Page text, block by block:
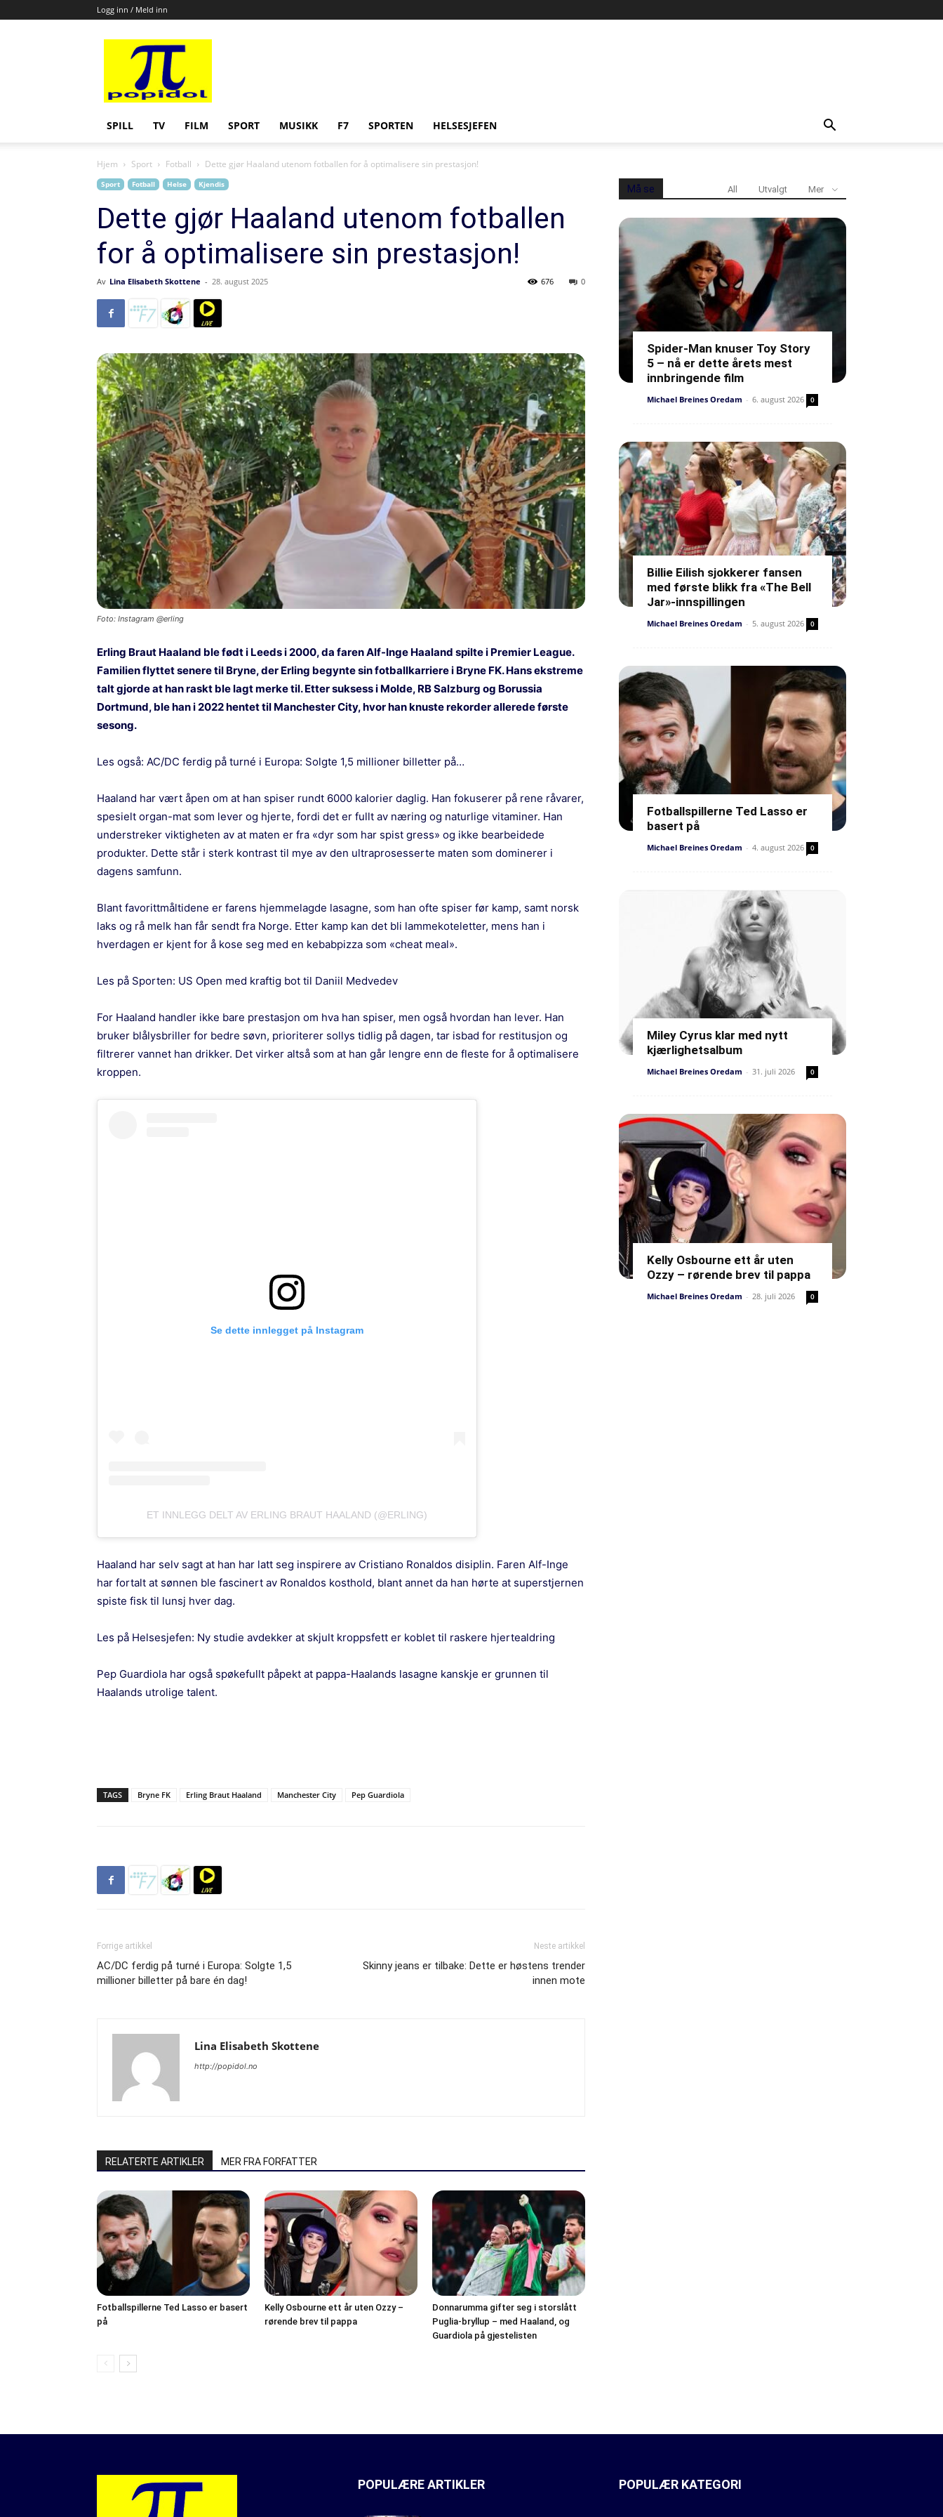
Logg inn / Meld inn
SPILL TV FILM SPORT MUSIKK F7 SPORTEN HELSESJEFEN
Hjem Sport Fotball Dette gjør Haaland utenom fotballen for å optimalisere sin prestasjon!
Sport Fotball Helse Kjendis
Dette gjør Haaland utenom fotballen
for å optimalisere sin prestasjon!
Av Lina Elisabeth Skottene - 28. august 2025 0
676
Foto: Instagram @erling
Erling Braut Haaland ble født i Leeds i 2000, da faren Alf-Inge Haaland spilte i Premier League.
Familien flyttet senere til Bryne, der Erling begynte sin fotballkarriere i Bryne FK. Hans ekstreme
talt gjorde at han raskt ble lagt merke til. Etter suksess i Molde, RB Salzburg og Borussia
Dortmund, ble han i 2022 hentet til Manchester City, hvor han knuste rekorder allerede første
sesong.
Les også: AC/DC ferdig på turné i Europa: Solgte 1,5 millioner billetter på…
Haaland har vært åpen om at han spiser rundt 6000 kalorier daglig. Han fokuserer på rene råvarer,
spesielt organ-mat som lever og hjerte, fordi det er fullt av næring og naturlige vitaminer. Han
understreker viktigheten av at maten er fra «dyr som har spist gress» og ikke bearbeidede
produkter. Dette står i sterk kontrast til mye av den ultraprosesserte maten som dominerer i
dagens samfunn.
Blant favorittmåltidene er farens hjemmelagde lasagne, som han ofte spiser før kamp, samt norsk
laks og rå melk han får sendt fra Norge. Etter kamp kan det bli lammekoteletter, mens han i
hverdagen er kjent for å kose seg med en kebabpizza som «cheat meal».
Les på Sporten: US Open med kraftig bot til Daniil Medvedev
For Haaland handler ikke bare prestasjon om hva han spiser, men også hvordan han lever. Han
bruker blålysbriller for bedre søvn, prioriterer sollys tidlig på dagen, tar isbad for restitusjon og
filtrerer vannet han drikker. Det virker altså som at han går lengre enn de fleste for å optimalisere
kroppen.
Se dette innlegget på Instagram
ET INNLEGG DELT AV ERLING BRAUT HAALAND (@ERLING)
Haaland har selv sagt at han har latt seg inspirere av Cristiano Ronaldos disiplin. Faren Alf-Inge
har fortalt at sønnen ble fascinert av Ronaldos kosthold, blant annet da han hørte at superstjernen
spiste fisk til lunsj hver dag.
Les på Helsesjefen: Ny studie avdekker at skjult kroppsfett er koblet til raskere hjertealdring
Pep Guardiola har også spøkefullt påpekt at pappa-Haalands lasagne kanskje er grunnen til
Haalands utrolige talent.
TAGS Bryne FK Erling Braut Haaland Manchester City Pep Guardiola
Forrige artikkel
AC/DC ferdig på turné i Europa: Solgte 1,5
millioner billetter på bare én dag!
Neste artikkel
Skinny jeans er tilbake: Dette er høstens trender
innen mote
Lina Elisabeth Skottene
http://popidol.no
RELATERTE ARTIKLER MER FRA FORFATTER
Fotballspillerne Ted Lasso er basert
på
Kelly Osbourne ett år uten Ozzy –
rørende brev til pappa
Donnarumma gifter seg i storslått
Puglia-bryllup – med Haaland, og
Guardiola på gjestelisten
Må se All Utvalgt Mer
Spider-Man knuser Toy Story
5 – nå er dette årets mest
innbringende film
Michael Breines Oredam - 6. august 2026 0
Billie Eilish sjokkerer fansen
med første blikk fra «The Bell
Jar»-innspillingen
Michael Breines Oredam - 5. august 2026 0
Fotballspillerne Ted Lasso er
basert på
Michael Breines Oredam - 4. august 2026 0
Miley Cyrus klar med nytt
kjærlighetsalbum
Michael Breines Oredam - 31. juli 2026 0
Kelly Osbourne ett år uten
Ozzy – rørende brev til pappa
Michael Breines Oredam - 28. juli 2026 0
POPULÆRE ARTIKLER POPULÆR KATEGORI